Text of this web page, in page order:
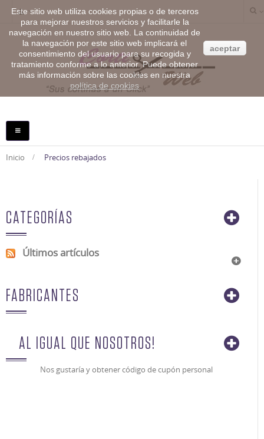
NAVEGACIÓN
TOGGLE
Inicio > Precios rebajados
CATEGORÍAS
Últimos artículos
FABRICANTES
AL IGUAL QUE NOSOTROS!
Nos gustaría y obtener código de cupón personal
Este sitio web utiliza cookies propias o de terceros
para mejorar nuestros servicios y facilitarle la
navegación en nuestro sitio web. La continuidad de
la navegación por este sitio web implicará el
consentimiento del usuario para su recogida y
tratamiento conforme a lo anterior. Puede obtener
más información sobre las cookies en nuestra
política de cookies
aceptar